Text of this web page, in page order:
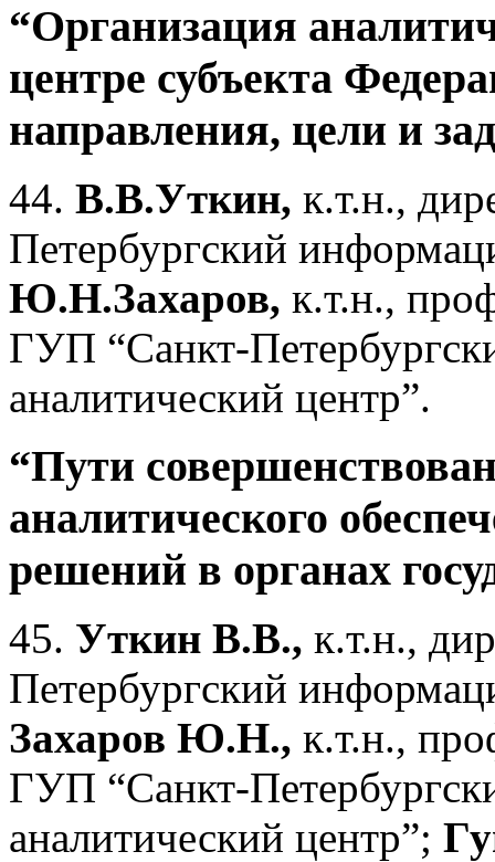
“Организация
центре субъекта
направления, цели и
44. В.В.Уткин, к.т.н.,
Петербургский
Ю.Н.Захаров, к.т.н.,
ГУП “Санкт-
аналитический центр”.
“Пути
аналитического
решений в органах
45. Уткин В.В., к.т.н.,
Петербургский
Захаров Ю.Н., к.т.н.,
ГУП “Санкт-
аналитический центр”;